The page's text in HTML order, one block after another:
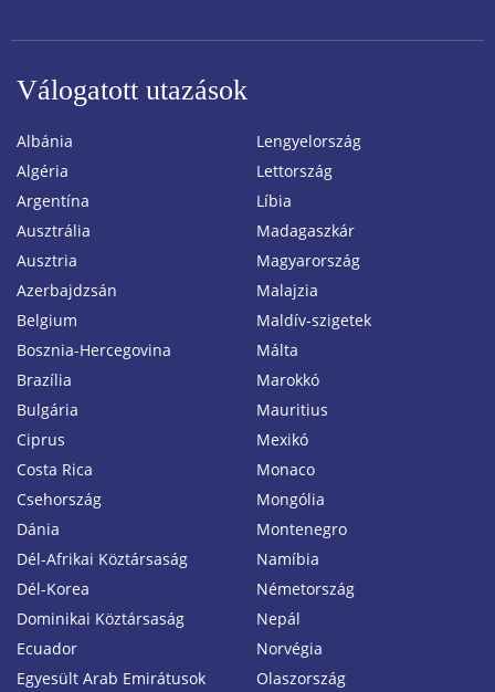
Válogatott utazások
Albánia
Algéria
Argentína
Ausztrália
Ausztria
Azerbajdzsán
Belgium
Bosznia-Hercegovina
Brazília
Bulgária
Ciprus
Costa Rica
Csehország
Dánia
Dél-Afrikai Köztársaság
Dél-Korea
Dominikai Köztársaság
Ecuador
Egyesült Arab Emirátusok
Lengyelország
Lettország
Líbia
Madagaszkár
Magyarország
Malajzia
Maldív-szigetek
Málta
Marokkó
Mauritius
Mexikó
Monaco
Mongólia
Montenegro
Namíbia
Németország
Nepál
Norvégia
Olaszország